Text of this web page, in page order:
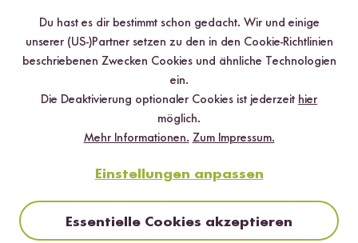
Loading...
Reisglas
ab 13,49 €
Du hast es dir bestimmt schon gedacht. Wir und einige
unserer (US-)Partner setzen zu den in den Cookie-Richtlinien
beschriebenen Zwecken Cookies und ähnliche Technologien
ein.
Die Deaktivierung optionaler Cookies ist jederzeit hier
möglich.
Mehr Informationen. Zum Impressum.
Einstellungen anpassen
Essentielle Cookies akzeptieren